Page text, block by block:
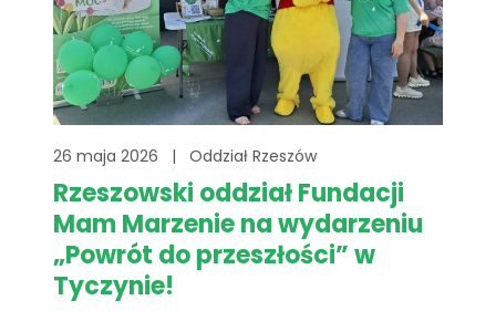
26 maja 2026 | Oddział Rzeszów
Rzeszowski oddział Fundacji
Mam Marzenie na wydarzeniu
„Powrót do przeszłości” w
Tyczynie!